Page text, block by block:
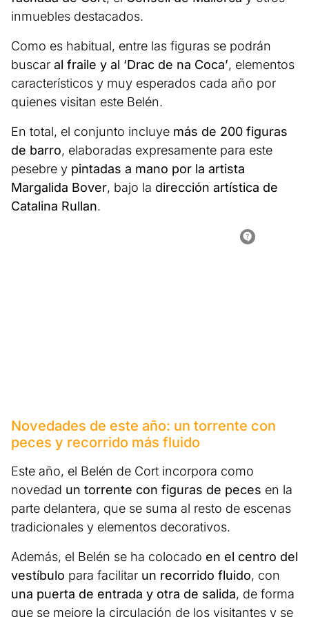
inmuebles destacados.
Como es habitual, entre las figuras se podrán
buscar al fraile y al ‘Drac de na Coca’, elementos
característicos y muy esperados cada año por
quienes visitan este Belén.
En total, el conjunto incluye más de 200 figuras
de barro, elaboradas expresamente para este
pesebre y pintadas a mano por la artista
Margalida Bover, bajo la dirección artística de
Catalina Rullan.
Novedades de este año: un torrente con
peces y recorrido más fluido
Este año, el Belén de Cort incorpora como
novedad un torrente con figuras de peces en la
parte delantera, que se suma al resto de escenas
tradicionales y elementos decorativos.
Además, el Belén se ha colocado en el centro del
vestíbulo para facilitar un recorrido fluido, con
una puerta de entrada y otra de salida, de forma
que se mejore la circulación de los visitantes y se